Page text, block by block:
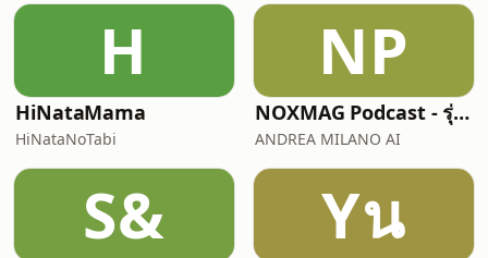
แล้วก็ดับ จิตที่ไปคิดนึกทางใ
H
HiNataMama
HiNataNoTabi
NP
NOXMAG Podcast - รุ่นภาษาไทย
ANDREA MILANO AI
S& Yน